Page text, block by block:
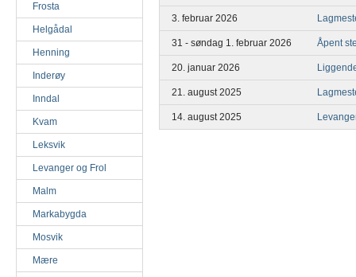
Frosta
Helgådal
Henning
Inderøy
Inndal
Kvam
Leksvik
Levanger og Frol
Malm
Markabygda
Mosvik
Mære
3. februar 2026
31 - søndag 1. februar 2026 Åpent
20. januar 2026
21. august 2025
14. august 2025